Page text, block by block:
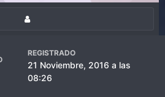
REGISTRADO
21 Noviembre, 2016 a las
08:26